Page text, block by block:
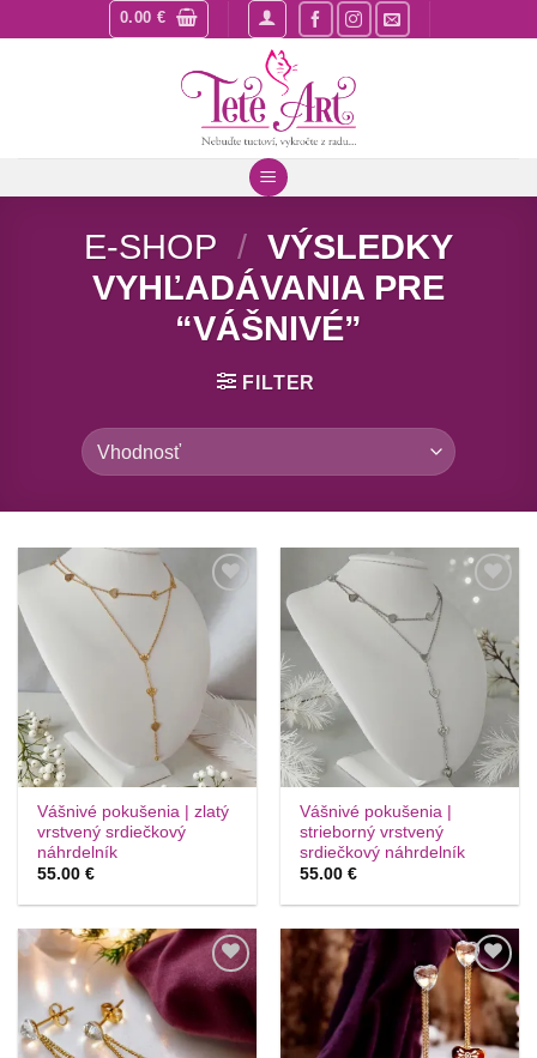
to
0.00 €
E-SHOP / VÝSLEDKY
VYHĽADÁVANIA PRE
“VÁŠNIVÉ”
FILTER
Túto
krasotinku
Vášnivé pokušenia | zlatý
vrstvený srdiečkový
náhrdelník
55.00€
Túto
si prosím
Vášnivé pokušenia |
strieborný vrstvený
srdiečkový náhrdelník
55.00€
Túto
si prosím
Túto
krasotinku
si prosím